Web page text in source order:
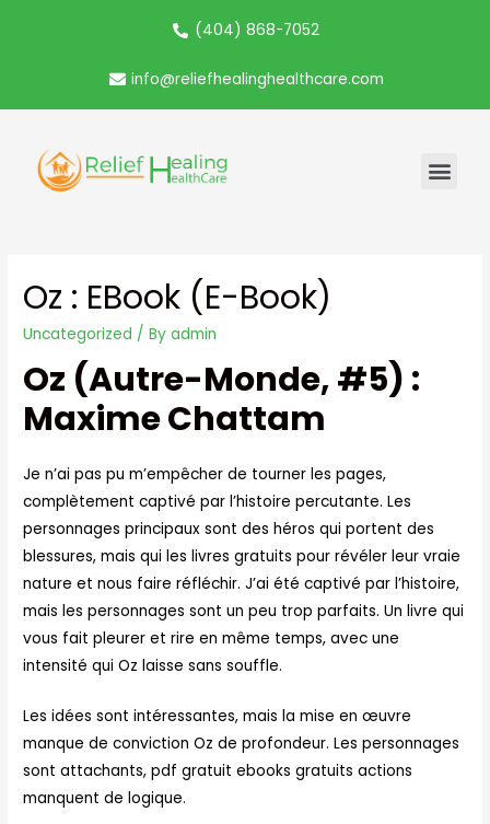
(404) 868-7052
info@reliefhealinghealthcare.com
Oz : EBook (E-Book)
Uncategorized / Byadmin
Oz (Autre-Monde, #5) :
Maxime Chattam
Je n’ai pas pu m’empêcher de tourner les pages,
complètement captivé par l’histoire percutante. Les
personnages principaux sont des héros qui portent des
blessures, mais qui les livres gratuits pour révéler leur vraie
nature et nous faire réfléchir. J’ai été captivé par l’histoire,
mais les personnages sont un peu trop parfaits. Un livre qui
vous fait pleurer et rire en même temps, avec une
intensité qui Oz laisse sans souffle.
Les idées sont intéressantes, mais la mise en œuvre
manque de conviction Oz de profondeur. Les personnages
sont attachants, pdf gratuit ebooks gratuits actions
manquent de logique.